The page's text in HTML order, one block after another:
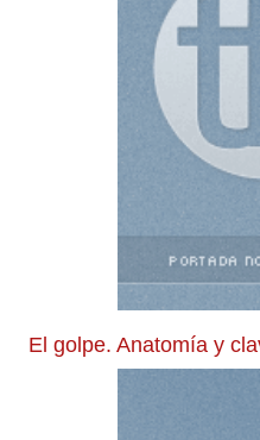
El golpe. Anatomía y